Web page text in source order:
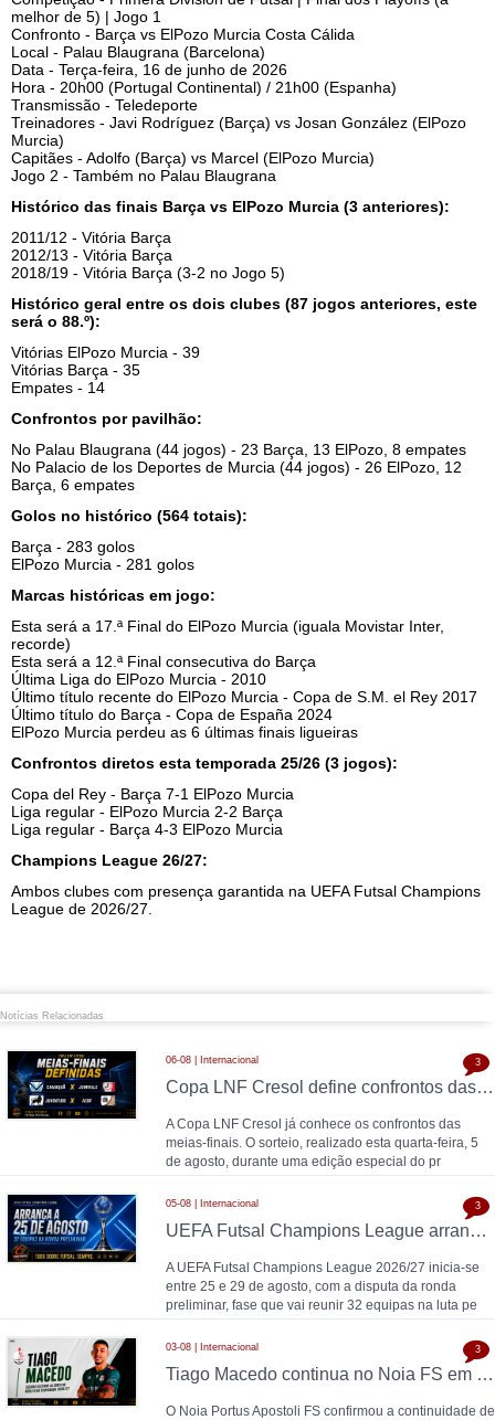
melhor de 5) | Jogo 1
Confronto - Barça vs ElPozo Murcia Costa Cálida
Local - Palau Blaugrana (Barcelona)
Data - Terça-feira, 16 de junho de 2026
Hora - 20h00 (Portugal Continental) / 21h00 (Espanha)
Transmissão - Teledeporte
Treinadores - Javi Rodríguez (Barça) vs Josan González (ElPozo
Murcia)
Capitães - Adolfo (Barça) vs Marcel (ElPozo Murcia)
Jogo 2 - Também no Palau Blaugrana
Histórico das finais Barça vs ElPozo Murcia (3 anteriores):
2011/12 - Vitória Barça
2012/13 - Vitória Barça
2018/19 - Vitória Barça (3-2 no Jogo 5)
Histórico geral entre os dois clubes (87 jogos anteriores, este
será o 88.º):
Vitórias ElPozo Murcia - 39
Vitórias Barça - 35
Empates - 14
Confrontos por pavilhão:
No Palau Blaugrana (44 jogos) - 23 Barça, 13 ElPozo, 8 empates
No Palacio de los Deportes de Murcia (44 jogos) - 26 ElPozo, 12
Barça, 6 empates
Golos no histórico (564 totais):
Barça - 283 golos
ElPozo Murcia - 281 golos
Marcas históricas em jogo:
Esta será a 17.ª Final do ElPozo Murcia (iguala Movistar Inter,
recorde)
Esta será a 12.ª Final consecutiva do Barça
Última Liga do ElPozo Murcia - 2010
Último título recente do ElPozo Murcia - Copa de S.M. el Rey 2017
Último título do Barça - Copa de España 2024
ElPozo Murcia perdeu as 6 últimas finais ligueiras
Confrontos diretos esta temporada 25/26 (3 jogos):
Copa del Rey - Barça 7-1 ElPozo Murcia
Liga regular - ElPozo Murcia 2-2 Barça
Liga regular - Barça 4-3 ElPozo Murcia
Champions League 26/27:
Ambos clubes com presença garantida na UEFA Futsal Champions
League de 2026/27.
Notícias Relacionadas
06-08 | Internacional
Copa LNF Cresol define confrontos das meias-finais
A Copa LNF Cresol já conhece os confrontos das
meias-finais. O sorteio, realizado esta quarta-feira, 5
de agosto, durante uma edição especial do pr
3
05-08 | Internacional
UEFA Futsal Champions League arranca a 25 de agosto com 32 equipas na ronda preliminar
A UEFA Futsal Champions League 2026/27 inicia-se
entre 25 e 29 de agosto, com a disputa da ronda
preliminar, fase que vai reunir 32 equipas na luta pe
3
03-08 | Internacional
Tiago Macedo continua no Noia FS em 2026/27
O Noia Portus Apostoli FS confirmou a continuidade de
3